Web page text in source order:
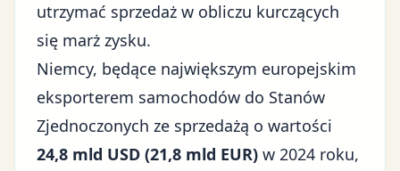
utrzymać sprzedaż w obliczu kurczących
się marż zysku.
Niemcy, będące największym europejskim
eksporterem samochodów do Stanów
Zjednoczonych ze sprzedażą o wartości
24,8 mld USD (21,8 mld EUR) w 2024 roku,